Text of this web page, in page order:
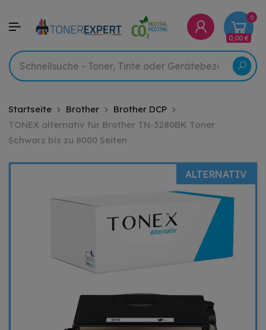
0
0,00 €
Startseite Brother
Brother DCP
TONEX alternativ für Brother TN-3280BK Toner
Schwarz bis zu 8000 Seiten
ALTERNATIV